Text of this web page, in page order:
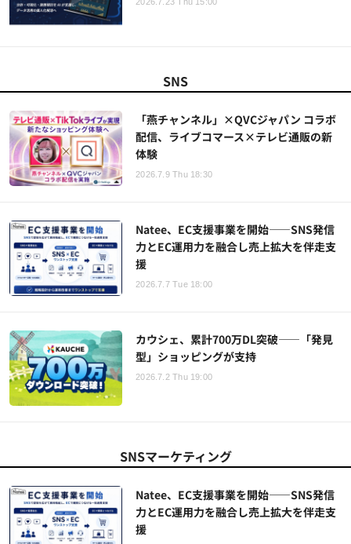
SNS
「燕チャンネル」×QVCジャパン コラボ
配信、ライブコマース×テレビ通販の新
体験
2026.7.9 Thu 18:30
Natee、EC支援事業を開始——SNS発信
力とEC運用力を融合し売上拡大を伴走支
援
2026.7.7 Tue 18:00
カウシェ、累計700万DL突破——「発見
型」ショッピングが支持
2026.7.2 Thu 19:00
SNSマーケティング
Natee、EC支援事業を開始——SNS発信
力とEC運用力を融合し売上拡大を伴走支
援